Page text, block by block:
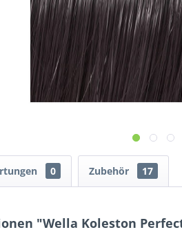
0 Zubehör 17
"Wella Koleston